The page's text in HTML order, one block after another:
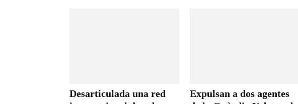
Desarticulada una red
Expulsan a dos agentes